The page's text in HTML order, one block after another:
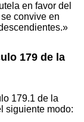
en favor del
convive en
179 de la
179.1 de la
siguiente modo: